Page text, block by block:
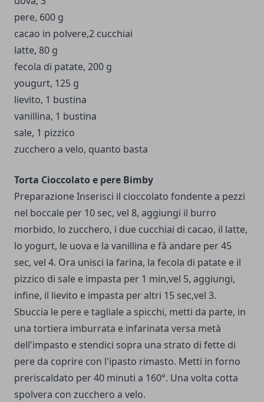
pere, 600 g
cacao in polvere,2 cucchiai
latte, 80 g
fecola di patate, 200 g
yougurt, 125 g
lievito, 1 bustina
vanillina, 1 bustina
sale, 1 pizzico
zucchero a velo, quanto basta
Torta Cioccolato e pere Bimby
Preparazione Inserisci il cioccolato fondente a pezzi
nel boccale per 10 sec, vel 8, aggiungi il burro
morbido, lo zucchero, i due cucchiai di cacao, il latte,
lo yogurt, le uova e la vanillina e fà andare per 45
sec, vel 4. Ora unisci la farina, la fecola di patate e il
pizzico di sale e impasta per 1 min,vel 5, aggiungi,
infine, il lievito e impasta per altri 15 sec,vel 3.
Sbuccia le pere e tagliale a spicchi, metti da parte, in
una tortiera imburrata e infarinata versa metà
dell'impasto e stendici sopra una strato di fette di
pere da coprire con l'ipasto rimasto. Metti in forno
preriscaldato per 40 minuti a 160°. Una volta cotta
spolvera con zucchero a velo.